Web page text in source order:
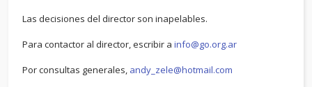
Las decisiones del director son inapelables.
Para contactor al director, escribir a info@go.org.ar
Por consultas generales, andy_zele@hotmail.com